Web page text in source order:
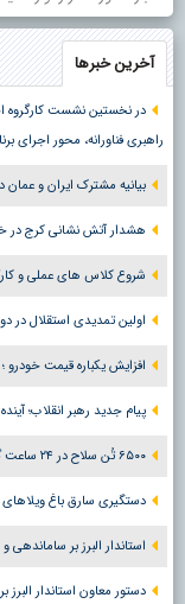
آخرین خبرها
در نخستین نشست کارگروه
راهبری فناورانه، محور اجرای
بیانیه مشترک ایران و عمان
هشدار آتش نشانی کرج
شروع کلاس های عملی و
اولین تمدیدی استقلال
افزایش یکباره قیمت
پیام جدید رهبر انقلاب؛
۶۵۰۰ تُن سلاح در ۲۴ ساعت گذشته از آمریکا به اسرائیل ارسال شد
دستگیری سارق باغ ویلاهای کرج و
استاندار البرز بر
دستور معاون استاندار البرز برای واگذاری ۴۳۰۰